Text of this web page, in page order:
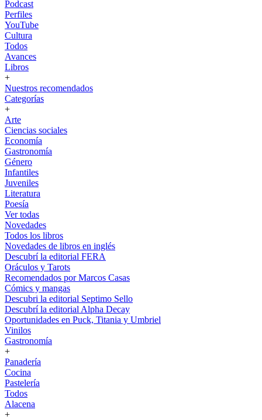
Podcast
Perfiles
YouTube
Cultura
Todos
Avances
Libros
+
Nuestros recomendados
Categorías
+
Arte
Ciencias sociales
Economía
Gastronomía
Género
Infantiles
Juveniles
Literatura
Poesía
Ver todas
Novedades
Todos los libros
Novedades de libros en inglés
Descubrí la editorial FERA
Oráculos y Tarots
Recomendados por Marcos Casas
Cómics y mangas
Descubri la editorial Septimo Sello
Descubrí la editorial Alpha Decay
Oportunidades en Puck, Titania y Umbriel
Vinilos
Gastronomía
+
Panadería
Cocina
Pastelería
Todos
Alacena
+